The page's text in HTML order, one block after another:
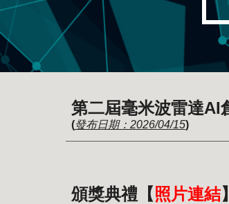
第二屆毫米波雷達AI
(發布日期：2026/04/15)
頒獎典禮【照片連結】